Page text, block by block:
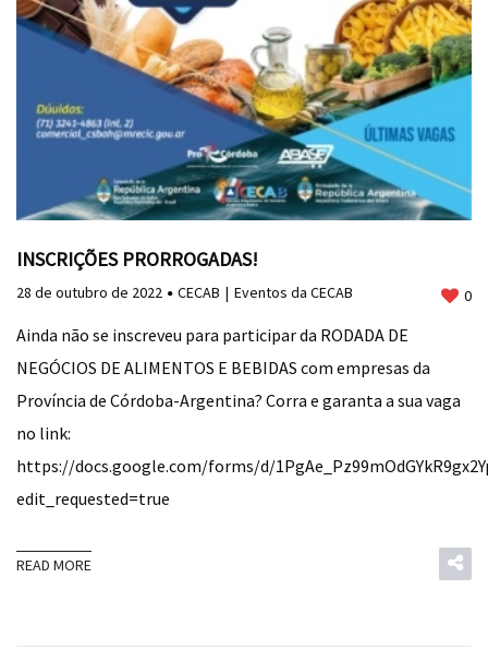
INSCRIÇÕES PRORROGADAS!
28 de outubro de 2022 CECAB Eventos da CECAB 0
Ainda não se inscreveu para participar da RODADA DE
NEGÓCIOS DE ALIMENTOS E BEBIDAS com empresas da
Província de Córdoba-Argentina? Corra e garanta a sua vaga
no link:
https://docs.google.com/forms/d/
edit_requested=true
READ MORE